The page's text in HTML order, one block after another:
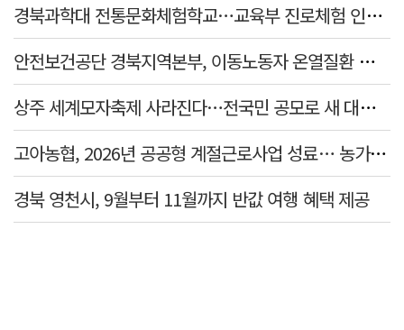
경북과학대 전통문화체험학교…교육부 진로체험 인증기관 선정
안전보건공단 경북지역본부, 이동노동자 온열질환 예방 캠페인
상주 세계모자축제 사라진다…전국민 공모로 새 대표축제 발굴 나서
고아농협, 2026년 공공형 계절근로사업 성료… 농가 일손 부족 해소 '효자'
경북 영천시, 9월부터 11월까지 반값 여행 혜택 제공